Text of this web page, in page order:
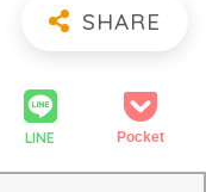
LINE Pocket